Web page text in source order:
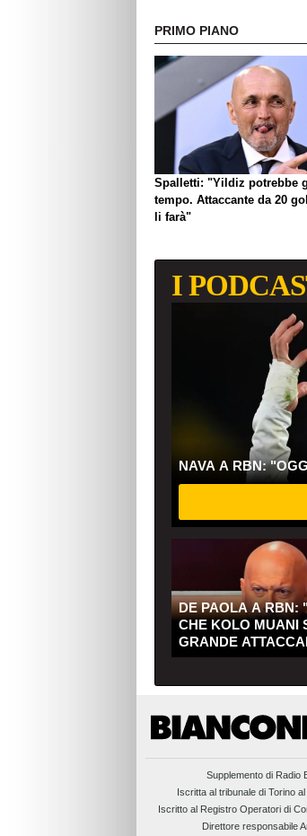
PRIMO PIANO
Spalletti: "Yildiz potrebbe
tempo. Attaccante da 20
li farà"
I
NAVA A RBN:
DE PAOLA A RBN:
CHE KOLO MUANI
GRANDE
Supplemento di Radio
Iscritta al tribunale di Torino
Iscritto al Registro Operatori di
Direttore responsabile